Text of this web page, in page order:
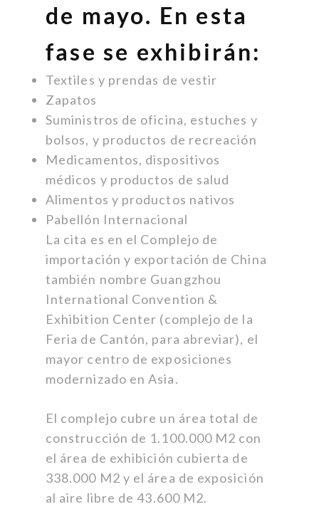
de mayo. En esta
fase se exhibirán:
Textiles y prendas de vestir
Zapatos
Suministros de oficina, estuches y
bolsos, y productos de recreación
Medicamentos, dispositivos
médicos y productos de salud
Alimentos y productos nativos
Pabellón Internacional
La cita es en el Complejo de
importación y exportación de China
también nombre Guangzhou
International Convention &
Exhibition Center (complejo de la
Feria de Cantón, para abreviar), el
mayor centro de exposiciones
modernizado en Asia.
El complejo cubre un área total de
construcción de 1.100.000 M2 con
el área de exhibición cubierta de
338.000 M2 y el área de exposición
al aire libre de 43.600 M2.